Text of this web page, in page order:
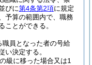
びに第4条第2項に規定
予算の範囲内で、職務
ことができる。
員となった者の号給
い決定する。
級に移った場合又は1